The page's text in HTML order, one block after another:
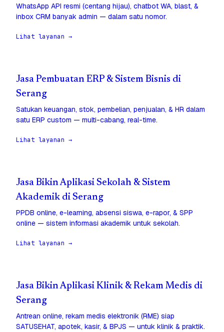
WhatsApp API resmi (centang hijau), chatbot WA, blast, &
inbox CRM banyak admin — dalam satu nomor.
Lihat layanan →
Jasa Pembuatan ERP & Sistem Bisnis di
Serang
Satukan keuangan, stok, pembelian, penjualan, & HR dalam
satu ERP custom — multi-cabang, real-time.
Lihat layanan →
Jasa Bikin Aplikasi Sekolah & Sistem
Akademik di Serang
PPDB online, e-learning, absensi siswa, e-rapor, & SPP
online — sistem informasi akademik untuk sekolah.
Lihat layanan →
Jasa Bikin Aplikasi Klinik & Rekam Medis di
Serang
Antrean online, rekam medis elektronik (RME) siap
SATUSEHAT, apotek, kasir, & BPJS — untuk klinik & praktik.